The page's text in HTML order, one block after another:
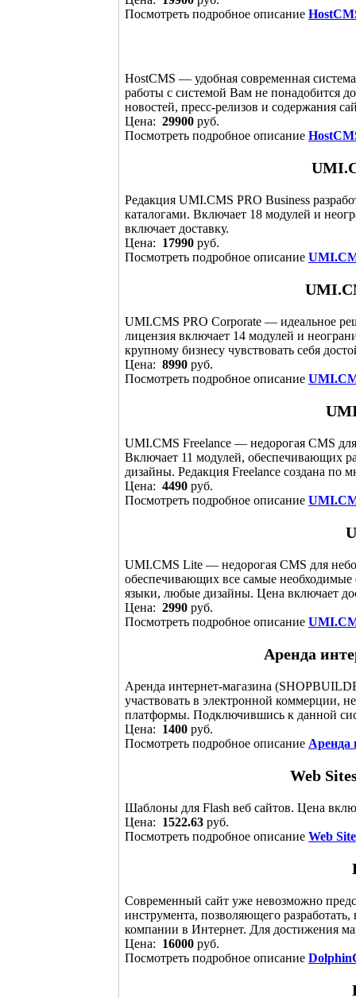
Посмотреть подробное описание
HostCMS — удобная современная
работы с системой Вам не понадобится
новостей, пресс-релизов и содержания
Цена: 29900 руб.
Посмотреть подробное описание
Редакция UMI.CMS PRO Business
каталогами. Включает 18 модулей и
включает доставку.
Цена: 17990 руб.
Посмотреть подробное описание
UMI.CMS PRO Corporate — идеальное
лицензия включает 14 модулей и
крупному бизнесу чувствовать себя
Цена: 8990 руб.
Посмотреть подробное описание
UMI.CMS Freelance — недорогая CMS
Включает 11 модулей,
дизайны. Редакция Freelance создана по
Цена: 4490 руб.
Посмотреть подробное описание
UMI.CMS Lite — недорогая CMS для
обеспечивающих все самые
языки, любые дизайны. Цена включает
Цена: 2990 руб.
Посмотреть подробное описание
Аренда
Аренда интернет-магазина
участвовать в электронной коммерции,
платформы. Подключившись к данной
Цена: 1400 руб.
Посмотреть подробное описание Аренда
Web
Шаблоны для Flash веб сайтов. Цена
Цена: 1522.63 руб.
Посмотреть подробное описание Web
Современный сайт уже невозможно
инструмента, позволяющего
компании в Интернет. Для достижения
Цена: 16000 руб.
Посмотреть подробное описание